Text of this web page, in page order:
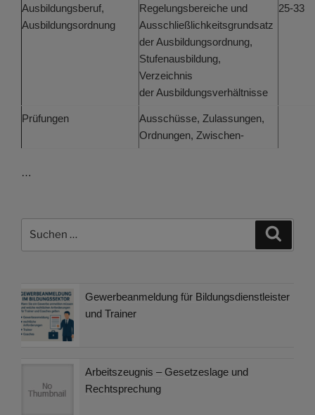
Ausbildungsberuf,
Ausbildungsordnung
Regelungsbereiche und
Ausschließlichkeitsgrundsatz
der Ausbildungsordnung,
Stufenausbildung,
Verzeichnis
der Ausbildungsverhältnisse
25-33
Prüfungen
Ausschüsse, Zulassungen,
Ordnungen, Zwischen-
…
Gewerbeanmeldung für Bildungsdienstleister
und Trainer
Arbeitszeugnis – Gesetzeslage und
Rechtsprechung